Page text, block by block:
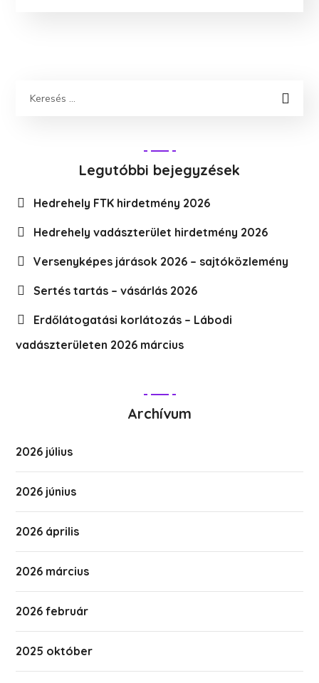
Legutóbbi bejegyzések
Hedrehely FTK hirdetmény 2026
Hedrehely vadászterület hirdetmény 2026
Versenyképes járások 2026 – sajtóközlemény
Sertés tartás – vásárlás 2026
Erdőlátogatási korlátozás – Lábodi
vadászterületen 2026 március
Archívum
2026 július
2026 június
2026 április
2026 március
2026 február
2025 október